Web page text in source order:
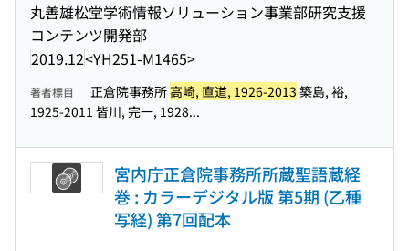
丸善雄松堂学術情報ソリューション事業部研究支援
コンテンツ開発部
2019.12<YH251-M1465>
著者標目 正倉院事務所 高崎, 直道, 1926-2013 築島, 裕,
1925-2011 皆川, 完一, 1928...
宮内庁正倉院事務所所蔵聖語蔵経
巻 : カラーデジタル版 第5期 (乙種
写経) 第7回配本